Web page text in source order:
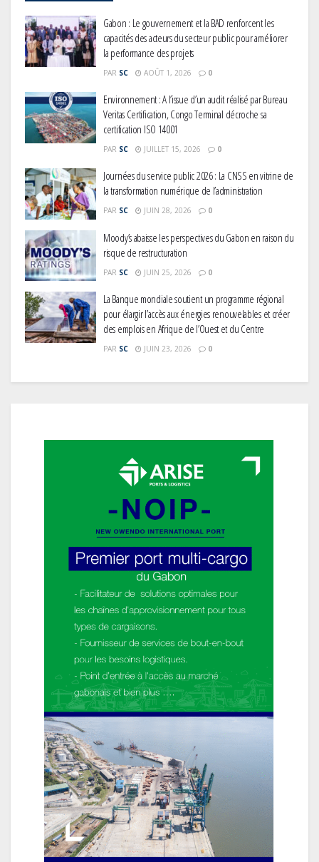
la performance des projets
PAR SC AOÛT 1, 2026 0
Environnement : A l’issue d’un audit réalisé par Bureau
certification ISO 14001
PAR SC JUILLET 15, 2026 0
Journées du service public 2026 : La CNSS en vitrine de
PAR SC JUIN 28, 2026 0
Moody’s abaisse les perspectives du Gabon en raison du
PAR SC JUIN 25, 2026 0
La Banque mondiale soutient un programme régional
des emplois en Afrique de l’Ouest et du Centre
PAR SC JUIN 23, 2026 0